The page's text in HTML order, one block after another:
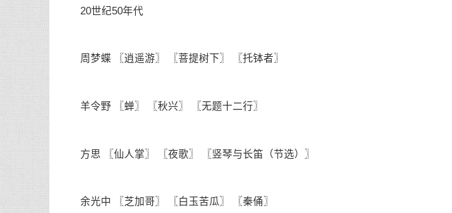
20世纪50年代
周梦蝶 〖逍遥游〗 〖菩提树下〗 〖托钵者〗
羊令野 〖蝉〗 〖秋兴〗 〖无题十二行〗
方思 〖仙人掌〗 〖夜歌〗 〖竖琴与长笛（节选）〗
余光中 〖芝加哥〗 〖白玉苦瓜〗 〖秦俑〗